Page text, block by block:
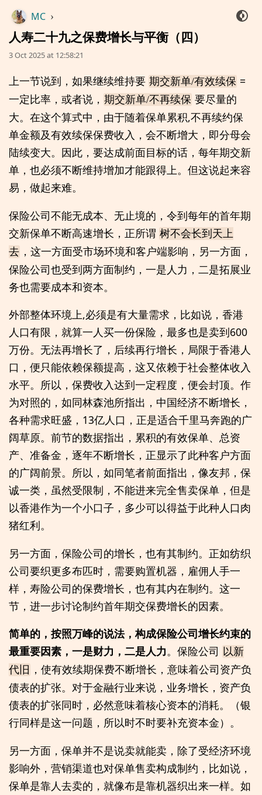
MC ›
人寿二十九之保费增长与平衡（四）
3 Oct 2025 at 12:58:21
上一节说到，如果继续维持要 期交新单/有效续保 =
一定比率，或者说， 期交新单/不再续保 要尽量的
大。在这个算式中，由于随着保单累积,不再续约保
单金额及有效续保保费收入，会不断增大，即分母会
陆续变大。因此，要达成前面目标的话，每年期交新
单，也必须不断维持增加才能跟得上。但这说起来容
易，做起来难。
保险公司不能无成本、无止境的，令到每年的首年期
交新保单不断高速增长，正所谓 树不会长到天上
去 ，这一方面受市场环境和客户端影响，另一方面，
保险公司也受到两方面制约，一是人力，二是拓展业
务也需要成本和资本。
外部整体环境上,必须是有大量需求，比如说，香港
人口有限，就算一人买一份保险，最多也是卖到600
万份。无法再增长了，后续再行增长，局限于香港人
口，便只能依赖保额提高，这又依赖于社会整体收入
水平。所以，保费收入达到一定程度，便会封顶。作
为对照的，如同林森池所指出，中国经济不断增长，
各种需求旺盛，13亿人口，正是适合千里马奔跑的广
阔草原。前节的数据指出，累积的有效保单、总资
产、准备金，逐年不断增长，正显示了此种客户方面
的广阔前景。所以，如同笔者前面指出，像友邦，保
诚一类，虽然受限制，不能进来完全售卖保单，但是
以香港作为一个小口子，多少可以得益于此种人口肉
猪红利。
另一方面，保险公司的增长，也有其制约。正如纺织
公司要织更多布匹时，需要购置机器，雇佣人手一
样，寿险公司的保费增长，也有其内在制约。这一
节，进一步讨论制约首年期交保费增长的因素。
简单的，按照万峰的说法，构成保险公司增长约束的
最重要因素，一是财力，二是人力。保险公司 以新
代旧 ，使有效续期保费不断增长，意味着公司资产负
债表的扩张。对于金融行业来说，业务增长，资产负
债表的扩张同时，必然意味着核心资本的消耗。（银
行同样是这一问题，所以时不时要补充资本金）。
另一方面，保单并不是说卖就能卖，除了受经济环境
影响外，营销渠道也对保单售卖构成制约，比如说，
保单是靠人去卖的，就像布是靠机器织出来一样。如